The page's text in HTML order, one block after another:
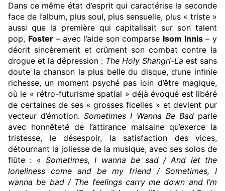
Dans ce même état d’esprit qui caractérise la seconde
face de l’album, plus soul, plus sensuelle, plus « triste »
aussi que la première qui capitalisait sur son talent
pop, Foster – avec l’aide son comparse Isom Innis – y
décrit sincèrement et crûment son combat contre la
drogue et la dépression : The Holy Shangri-La est sans
doute la chanson la plus belle du disque, d’une infinie
richesse, un moment psyché pas loin d’être magique,
où le « rétro-futurisme spatial » déjà évoqué est libéré
de certaines de ses « grosses ficelles » et devient pur
vecteur d’émotion. Sometimes I Wanna Be Bad parle
avec honnêteté de l’attirance malsaine qu’exerce la
tristesse, le désespoir, la satisfaction des vices,
détournant la joliesse de la musique, avec ses solos de
flûte : « Sometimes, I wanna be sad / And let the
loneliness come and be my friend / Sometimes, I
wanna be bad / The feelings carry me down and I’m